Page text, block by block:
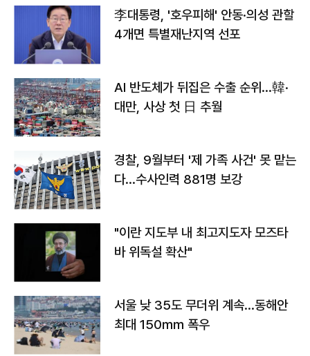
李대통령, '호우피해' 안동·의성 관할
4개면 특별재난지역 선포
AI 반도체가 뒤집은 수출 순위…韓·
대만, 사상 첫 日 추월
경찰, 9월부터 '제 가족 사건' 못 맡는
다…수사인력 881명 보강
"이란 지도부 내 최고지도자 모즈타
바 위독설 확산"
서울 낮 35도 무더위 계속…동해안
최대 150㎜ 폭우